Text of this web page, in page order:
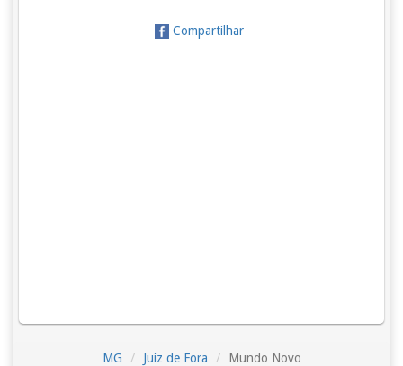
Compartilhar
MG Juiz de Fora Mundo Novo